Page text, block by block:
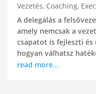
Vezetés, Coaching,
A delegálás a
amely nemcsak a
csapatot is fejleszti
hogyan válhatsz
read more...